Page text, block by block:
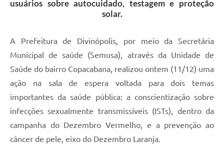
usuários sobre autocuidado, testagem e proteção
solar.
A Prefeitura de Divinópolis, por meio da Secretária
Municipal de saúde (Semusa), através da Unidade de
Saúde do bairro Copacabana, realizou ontem (11/12) uma
ação na sala de espera voltada para dois temas
importantes da saúde pública: a conscientização sobre
infecções sexualmente transmissíveis (ISTs), dentro da
campanha do Dezembro Vermelho, e a prevenção ao
câncer de pele, eixo do Dezembro Laranja.